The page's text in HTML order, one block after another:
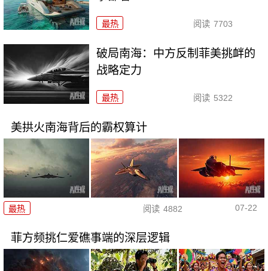
最热 阅读 7703
破局南海：中方反制菲美挑衅的
战略定力
最热 阅读 5322
美拱火南海背后的霸权算计
最热 阅读 4882 07-22
菲方频挑仁爱礁事端的深层逻辑